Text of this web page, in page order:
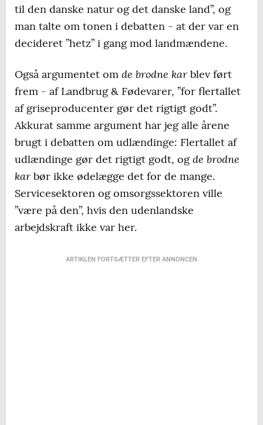
til den danske natur og det danske land”, og
man talte om tonen i debatten - at der var en
decideret ”hetz” i gang mod landmændene.
Også argumentet om de brodne karblev ført
frem - af Landbrug & Fødevarer, ”for flertallet
af griseproducenter gør det rigtigt godt”.
Akkurat samme argument har jeg alle årene
brugt i debatten om udlændinge: Flertallet af
udlændinge gør det rigtigt godt, ogde brodne
karbør ikke ødelægge det for de mange.
Servicesektoren og omsorgssektoren ville
”være på den”, hvis den udenlandske
arbejdskraft ikke var her.
ARTIKLEN FORTSÆTTER EFTER ANNONCEN